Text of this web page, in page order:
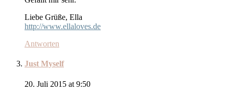
Liebe Grüße, Ella
http://www.ellaloves.de
Antworten
Just Myself
20. Juli 2015 at 9:50